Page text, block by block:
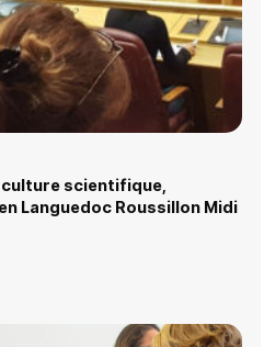
culture scientifique,
Languedoc Roussillon Midi